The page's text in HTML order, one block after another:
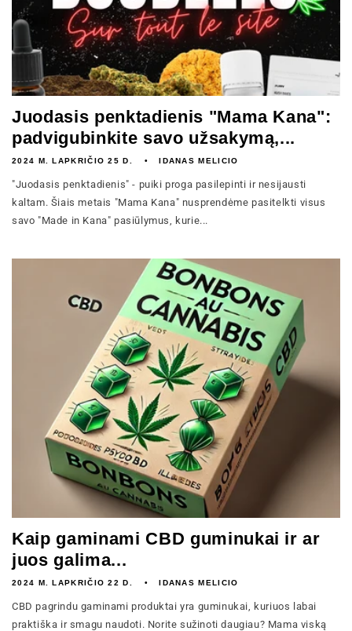
Juodasis penktadienis "Mama Kana":
padvigubinkite savo užsakymą,...
2024 M. LAPKRIČIO 25 D. IDANAS MELICIO
"Juodasis penktadienis" - puiki proga pasilepinti ir nesijausti
kaltam. Šiais metais "Mama Kana" nusprendėme pasitelkti visus
savo "Made in Kana" pasiūlymus, kurie...
Kaip gaminami CBD guminukai ir ar
juos galima...
2024 M. LAPKRIČIO 22 D. IDANAS MELICIO
CBD pagrindu gaminami produktai yra guminukai, kuriuos labai
praktiška ir smagu naudoti. Norite sužinoti daugiau? Mama viską